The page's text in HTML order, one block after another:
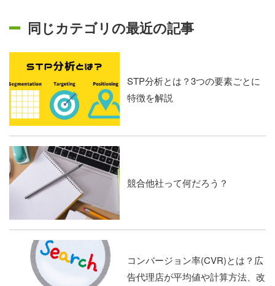
同じカテゴリの最近の記事
STP分析とは？3つの要素ごとに
特徴を解説
競合他社って何だろう？
コンバージョン率(CVR)とは？広
告代理店が平均値や計算方法、改